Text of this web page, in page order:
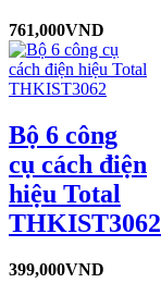
761,000VND
Bộ 6 công
cụ cách điện
hiệu Total
THKIST3062
399,000VND